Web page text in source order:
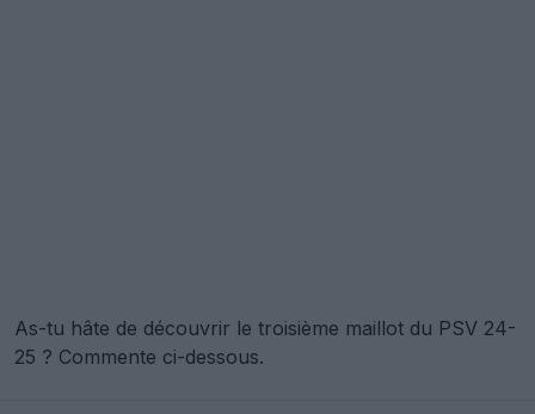
As-tu hâte de découvrir le troisième maillot du PSV 24-
25 ? Commente ci-dessous.